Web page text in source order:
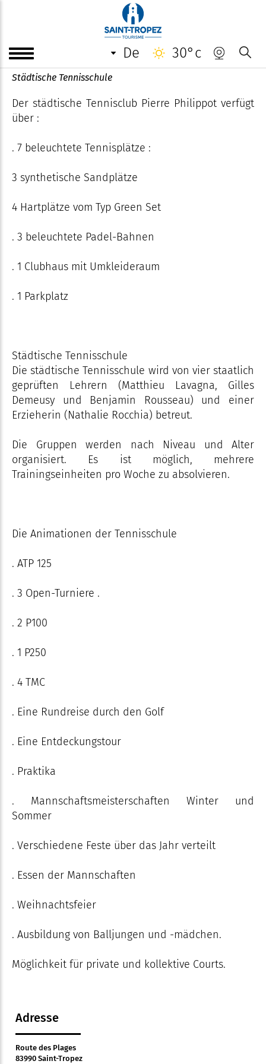
de 30°c
Centre de tennis municipal
Pierre-Philippot
Städtische Tennisschule
Der städtische Tennisclub Pierre Philippot verfügt
über :
. 7 beleuchtete Tennisplätze :
3 synthetische Sandplätze
4 Hartplätze vom Typ Green Set
. 3 beleuchtete Padel-Bahnen
. 1 Clubhaus mit Umkleideraum
. 1 Parkplatz
Städtische Tennisschule
Die städtische Tennisschule wird von vier staatlich
geprüften Lehrern (Matthieu Lavagna, Gilles
Demeusy und Benjamin Rousseau) und einer
Erzieherin (Nathalie Rocchia) betreut.
Die Gruppen werden nach Niveau und Alter
organisiert. Es ist möglich, mehrere
Trainingseinheiten pro Woche zu absolvieren.
Die Animationen der Tennisschule
. ATP 125
. 3 Open-Turniere .
. 2 P100
. 1 P250
. 4 TMC
. Eine Rundreise durch den Golf
. Eine Entdeckungstour
. Praktika
. Mannschaftsmeisterschaften Winter und
Sommer
. Verschiedene Feste über das Jahr verteilt
. Essen der Mannschaften
. Weihnachtsfeier
. Ausbildung von Balljungen und -mädchen.
Möglichkeit für private und kollektive Courts.
Adresse
Route des Plages
83990 Saint-Tropez